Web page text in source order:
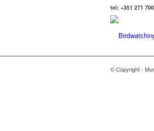
tel: +351 271
© Copyright -